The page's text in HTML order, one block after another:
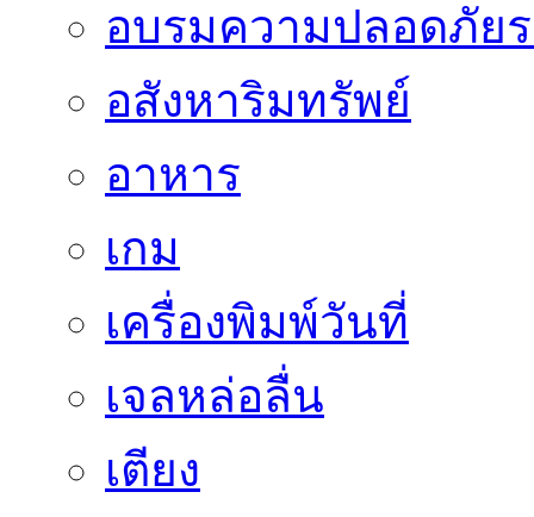
อบรมความปลอดภัย
อสังหาริมทรัพย์
อาหาร
เกม
เครื่องพิมพ์วันที่
เจลหล่อลื่น
เตียง